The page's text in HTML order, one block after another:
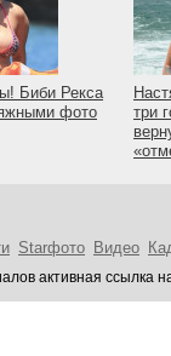
Биби Рекса
фото
три
Starфото Видео
активная ссылка